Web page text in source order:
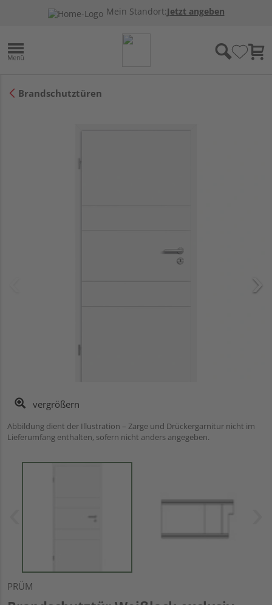
Mein Standort:Jetzt angeben
Brandschutztüren
vergrößern
Abbildung dient der Illustration – Zarge und Drückergarnitur nicht im
Lieferumfang enthalten, sofern nicht anders angegeben.
PRÜM